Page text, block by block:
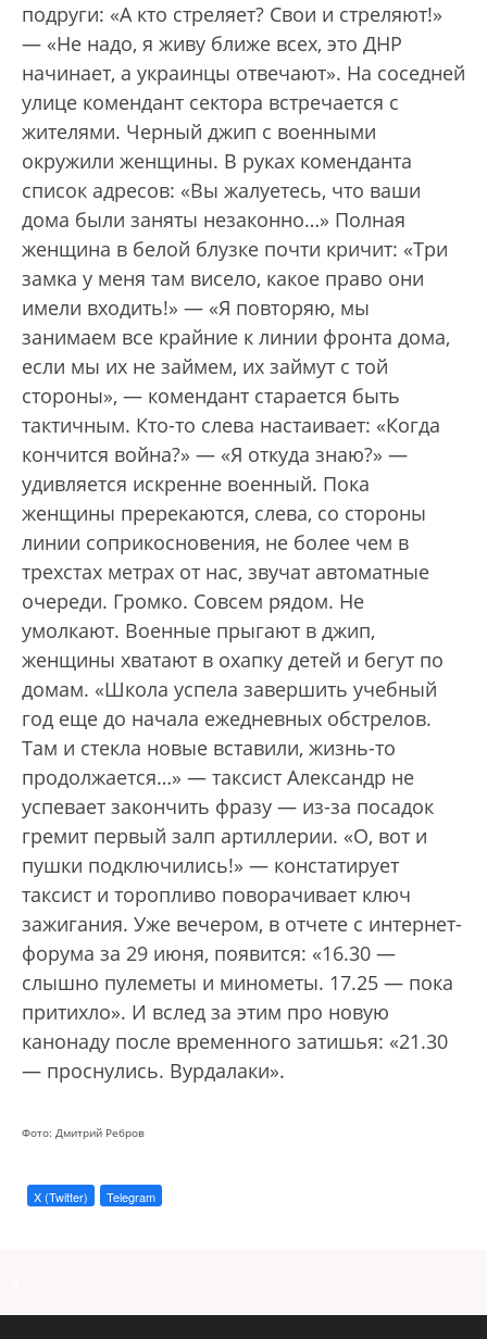
подруги: «А кто стреляет? Свои и стреляют!»
— «Не надо, я живу ближе всех, это ДНР
начинает, а украинцы отвечают». На соседней
улице комендант сектора встречается с
жителями. Черный джип с военными
окружили женщины. В руках коменданта
список адресов: «Вы жалуетесь, что ваши
дома были заняты незаконно…» Полная
женщина в белой блузке почти кричит: «Три
замка у меня там висело, какое право они
имели входить!» — «Я повторяю, мы
занимаем все крайние к линии фронта дома,
если мы их не займем, их займут с той
стороны», — комендант старается быть
тактичным. Кто-то слева настаивает: «Когда
кончится война?» — «Я откуда знаю?» —
удивляется искренне военный. Пока
женщины пререкаются, слева, со стороны
линии соприкосновения, не более чем в
трехстах метрах от нас, звучат автоматные
очереди. Громко. Совсем рядом. Не
умолкают. Военные прыгают в джип,
женщины хватают в охапку детей и бегут по
домам. «Школа успела завершить учебный
год еще до начала ежедневных обстрелов.
Там и стекла новые вставили, жизнь-то
продолжается…» — таксист Александр не
успевает закончить фразу — из-за посадок
гремит первый залп артиллерии. «О, вот и
пушки подключились!» — констатирует
таксист и торопливо поворачивает ключ
зажигания. Уже вечером, в отчете с интернет-
форума за 29 июня, появится: «16.30 —
слышно пулеметы и минометы. 17.25 — пока
притихло». И вслед за этим про новую
канонаду после временного затишья: «21.30
— проснулись. Вурдалаки».
Фото: Дмитрий Ребров
X (Twitter) Telegram